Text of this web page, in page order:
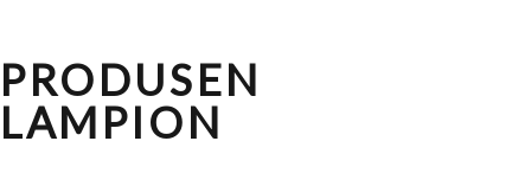
PRODUSEN
LAMPION